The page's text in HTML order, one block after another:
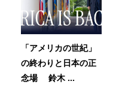
「アメリカの世紀」
の終わりと日本の正
念場 鈴木 ...